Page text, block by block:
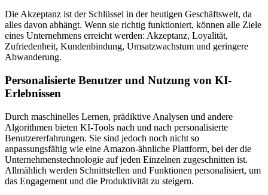
Die Akzeptanz ist der Schlüssel in der heutigen Geschäftswelt, da
alles davon abhängt. Wenn sie richtig funktioniert, können alle Ziele
eines Unternehmens erreicht werden: Akzeptanz, Loyalität,
Zufriedenheit, Kundenbindung, Umsatzwachstum und geringere
Abwanderung.
Personalisierte Benutzer und Nutzung von KI-
Erlebnissen
Durch maschinelles Lernen, prädiktive Analysen und andere
Algorithmen bieten KI-Tools nach und nach personalisierte
Benutzererfahrungen. Sie sind jedoch noch nicht so
anpassungsfähig wie eine Amazon-ähnliche Plattform, bei der die
Unternehmenstechnologie auf jeden Einzelnen zugeschnitten ist.
Allmählich werden Schnittstellen und Funktionen personalisiert, um
das Engagement und die Produktivität zu steigern.